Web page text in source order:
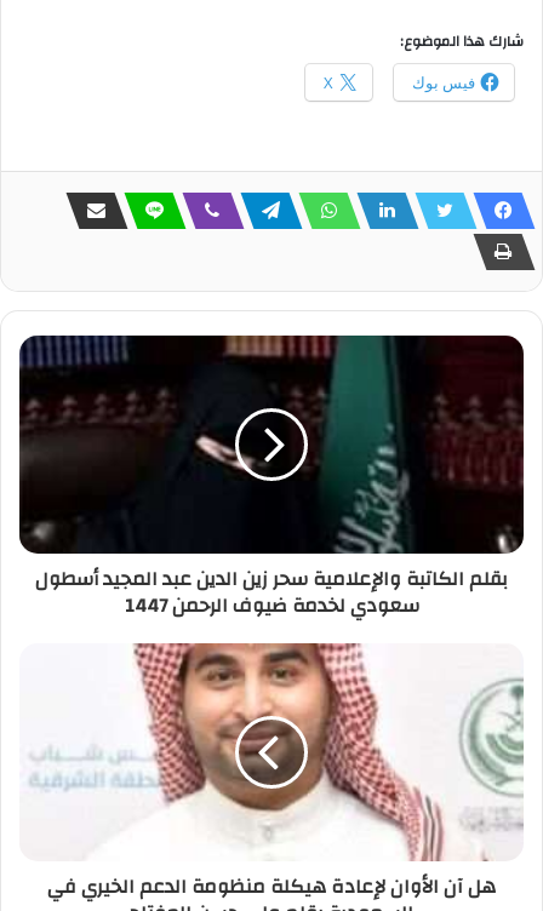
شارك هذا الموضوع:
فيس بوك X
بقلم الكاتبة والإعلامية سحر زين الدين عبد المجيد أسطول
سعودي لخدمة ضيوف الرحمن 1447
هل آن الأوان لإعادة هيكلة منظومة الدعم الخيري في